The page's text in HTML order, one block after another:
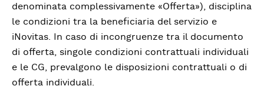
denominata complessivamente «Offerta»), disciplina
le condizioni tra la beneficiaria del servizio e
iNovitas. In caso di incongruenze tra il documento
di offerta, singole condizioni contrattuali individuali
e le CG, prevalgono le disposizioni contrattuali o di
offerta individuali.